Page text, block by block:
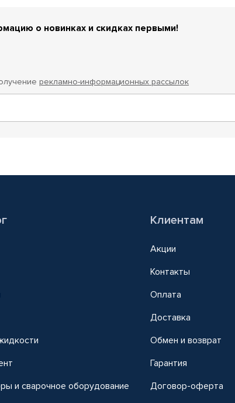
о новинках и скидках первыми!
рекламно-информационных рассылок
и сварочное оборудование
Клиентам
Акции
Контакты
Оплата
Доставка
Обмен и возврат
Гарантия
Договор-оферта